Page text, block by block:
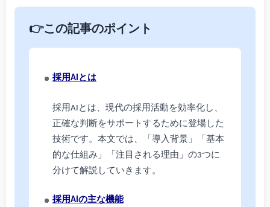
👉この記事のポイント
採用AIとは
採用AIとは、現代の採用活動を効率化し、
正確な判断をサポートするために登場した
技術です。本文では、「導入背景」「基本
的な仕組み」「注目される理由」の3つに
分けて解説していきます。
採用AIの主な機能